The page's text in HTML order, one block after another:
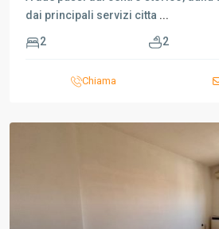
dai principali servizi citta ...
2 2
Chiama